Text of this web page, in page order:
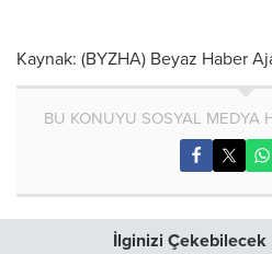
Kaynak: (BYZHA) Beyaz Haber
BU KONUYU SOSYAL MEDYA
İlginizi Çekebilecek